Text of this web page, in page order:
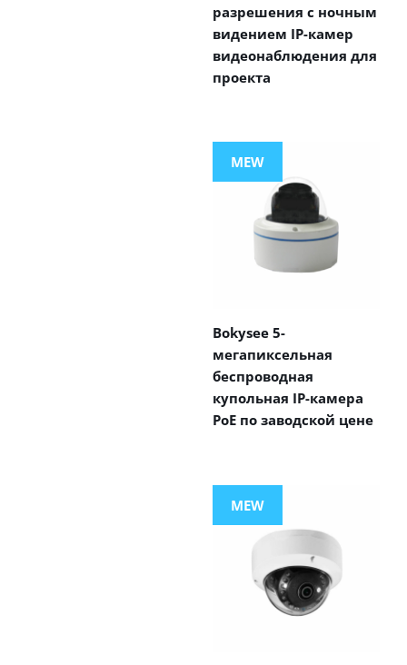
разрешения с ночным
видением IP-камер
видеонаблюдения для
проекта
MEW
Bokysee 5-
мегапиксельная
беспроводная
купольная IP-камера
PoE по заводской цене
MEW